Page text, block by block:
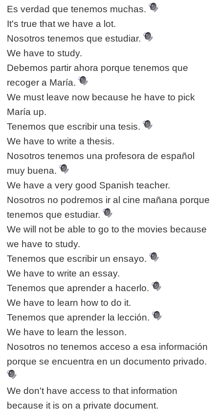
Es verdad que tenemos muchas.
It's true that we have a lot.
Nosotros tenemos que estudiar.
We have to study.
Debemos partir ahora porque tenemos que
recoger a María.
We must leave now because he have to pick
María up.
Tenemos que escribir una tesis.
We have to write a thesis.
Nosotros tenemos una profesora de español
muy buena.
We have a very good Spanish teacher.
Nosotros no podremos ir al cine mañana porque
tenemos que estudiar.
We will not be able to go to the movies because
we have to study.
Tenemos que escribir un ensayo.
We have to write an essay.
Tenemos que aprender a hacerlo.
We have to learn how to do it.
Tenemos que aprender la lección.
We have to learn the lesson.
Nosotros no tenemos acceso a esa información
porque se encuentra en un documento privado.
We don't have access to that information
because it is on a private document.